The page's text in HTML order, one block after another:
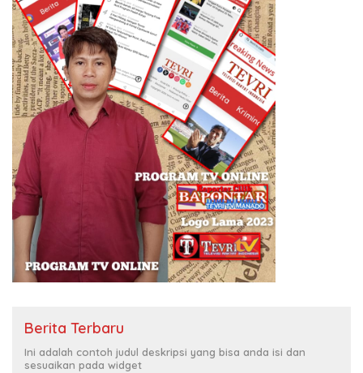
Berita Terbaru
Ini adalah contoh judul deskripsi yang bisa anda isi dan
sesuaikan pada widget